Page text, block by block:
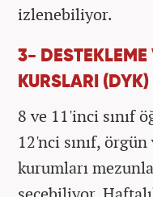
izlenebiliyor.
3- DESTEKLEME
KURSLARI (DYK)
8 ve 11'inci sınıf
12'nci sınıf,
kurumları